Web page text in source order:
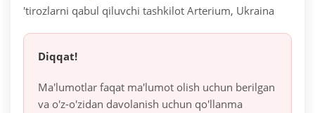
'tirozlarni qabul qiluvchi tashkilot Arterium, Ukraina
Diqqat!
Ma'lumotlar faqat ma'lumot olish uchun berilgan
va o'z-o'zidan davolanish uchun qo'llanma